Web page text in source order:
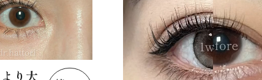
より大